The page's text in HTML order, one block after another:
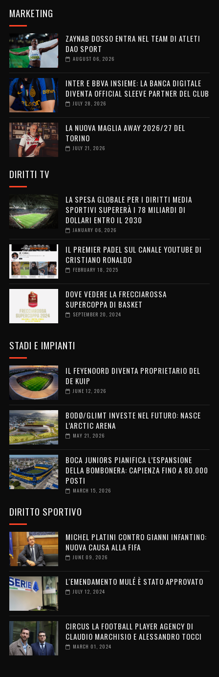
MARKETING
ZAYNAB DOSSO ENTRA NEL TEAM DI ATLETI
DAO SPORT
AUGUST 06, 2026
INTER E BBVA INSIEME: LA BANCA DIGITALE
DIVENTA OFFICIAL SLEEVE PARTNER DEL CLUB
JULY 28, 2026
LA NUOVA MAGLIA AWAY 2026/27 DEL
TORINO
JULY 21, 2026
DIRITTI TV
LA SPESA GLOBALE PER I DIRITTI MEDIA
SPORTIVI SUPERERÀ I 78 MILIARDI DI
DOLLARI ENTRO IL 2030
JANUARY 06, 2026
IL PREMIER PADEL SUL CANALE YOUTUBE DI
CRISTIANO RONALDO
FEBRUARY 18, 2025
DOVE VEDERE LA FRECCIAROSSA
SUPERCOPPA DI BASKET
SEPTEMBER 20, 2024
STADI E IMPIANTI
IL FEYENOORD DIVENTA PROPRIETARIO DEL
DE KUIP
JUNE 12, 2026
BODØ/GLIMT INVESTE NEL FUTURO: NASCE
L’ARCTIC ARENA
MAY 21, 2026
BOCA JUNIORS PIANIFICA L’ESPANSIONE
DELLA BOMBONERA: CAPIENZA FINO A 80.000
POSTI
MARCH 15, 2026
DIRITTO SPORTIVO
MICHEL PLATINI CONTRO GIANNI INFANTINO:
NUOVA CAUSA ALLA FIFA
JUNE 09, 2026
L'EMENDAMENTO MULÉ È STATO APPROVATO
JULY 12, 2024
CIRCUS LA FOOTBALL PLAYER AGENCY DI
CLAUDIO MARCHISIO E ALESSANDRO TOCCI
MARCH 01, 2024